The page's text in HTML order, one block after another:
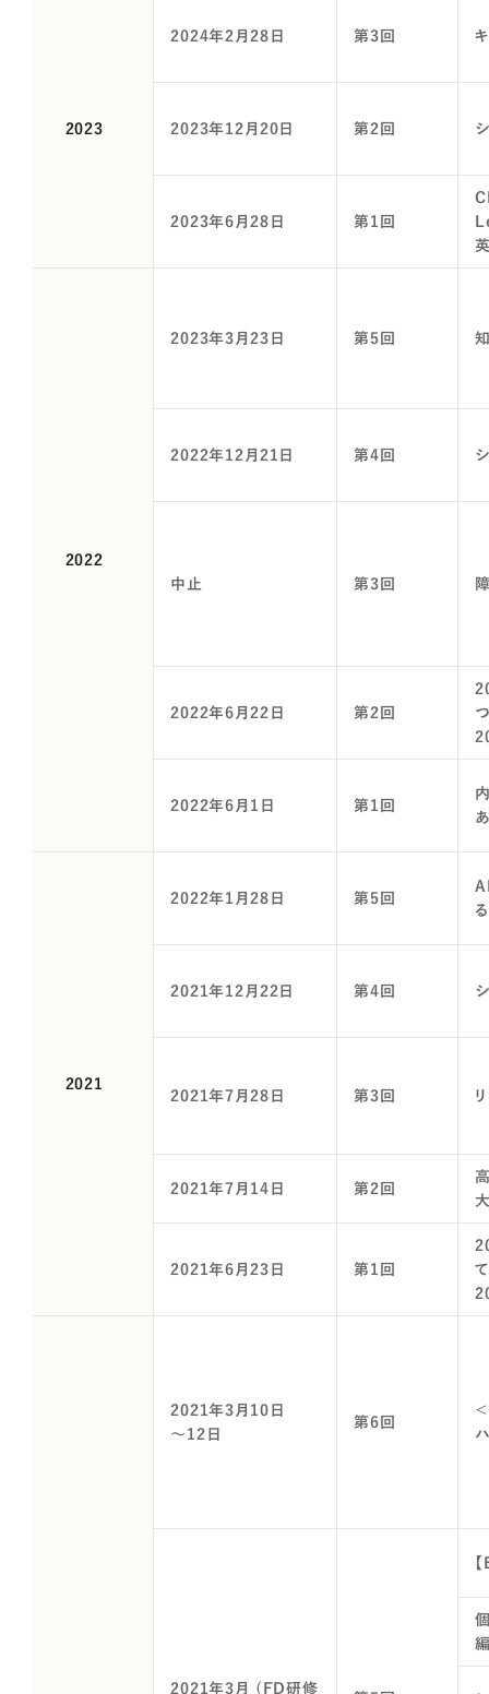
2023
2024年2月28日 第3回
2023年12月20日 第2回
2023年6月28日 第1回
2022
2023年3月23日 第5回
2022年12月21日 第4回
中止 第3回
2022年6月22日 第2回
2022年6月1日 第1回
2021
2022年1月28日 第5回
2021年12月22日 第4回
2021年7月28日 第3回
2021年7月14日 第2回
2021年6月23日 第1回
て
2021年3月10日
～12日
第6回
2021年3月 (FD研修